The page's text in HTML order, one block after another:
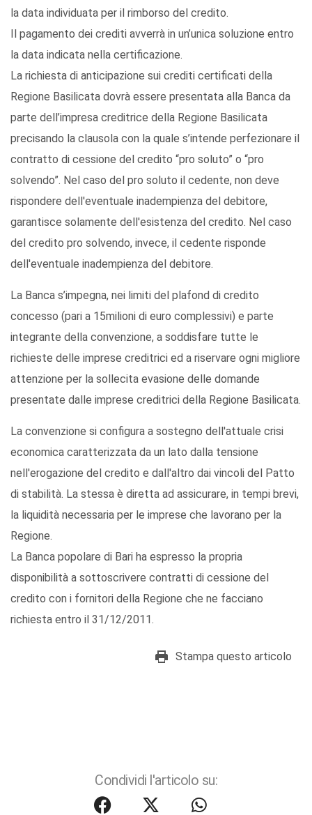
la data individuata per il rimborso del credito.
Il pagamento dei crediti avverrà in un’unica soluzione entro
la data indicata nella certificazione.
La richiesta di anticipazione sui crediti certificati della
Regione Basilicata dovrà essere presentata alla Banca da
parte dell’impresa creditrice della Regione Basilicata
precisando la clausola con la quale s’intende perfezionare il
contratto di cessione del credito “pro soluto” o “pro
solvendo”. Nel caso del pro soluto il cedente, non deve
rispondere dell'eventuale inadempienza del debitore,
garantisce solamente dell'esistenza del credito. Nel caso
del credito pro solvendo, invece, il cedente risponde
dell'eventuale inadempienza del debitore.
La Banca s’impegna, nei limiti del plafond di credito
concesso (pari a 15milioni di euro complessivi) e parte
integrante della convenzione, a soddisfare tutte le
richieste delle imprese creditrici ed a riservare ogni migliore
attenzione per la sollecita evasione delle domande
presentate dalle imprese creditrici della Regione Basilicata.
La convenzione si configura a sostegno dell'attuale crisi
economica caratterizzata da un lato dalla tensione
nell'erogazione del credito e dall'altro dai vincoli del Patto
di stabilità. La stessa è diretta ad assicurare, in tempi brevi,
la liquidità necessaria per le imprese che lavorano per la
Regione.
La Banca popolare di Bari ha espresso la propria
disponibilità a sottoscrivere contratti di cessione del
credito con i fornitori della Regione che ne facciano
richiesta entro il 31/12/2011.
Stampa questo articolo
Condividi l'articolo su: